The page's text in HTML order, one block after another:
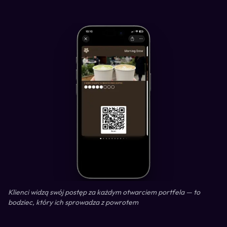
Klienci widzą swój postęp za każdym otwarciem portfela — to
bodziec, który ich sprowadza z powrotem